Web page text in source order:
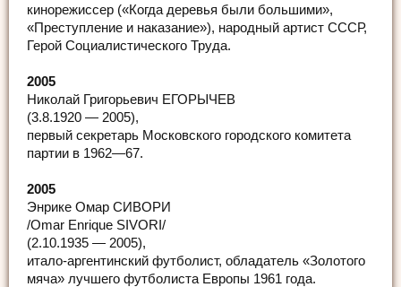
кинорежиссер («Когда деревья были большими»,
«Преступление и наказание»), народный артист СССР,
Герой Социалистического Труда.
2005
Николай Григорьевич ЕГОРЫЧЕВ
(3.8.1920 — 2005),
первый секретарь Московского городского комитета
партии в 1962—67.
2005
Энрике Омар СИВОРИ
/Omar Enrique SIVORI/
(2.10.1935 — 2005),
итало-аргентинский футболист, обладатель «Золотого
мяча» лучшего футболиста Европы 1961 года.